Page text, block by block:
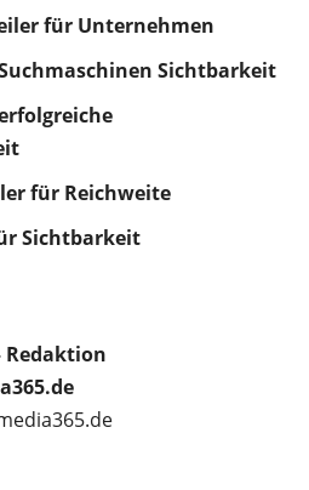
für Unternehmen
Sichtbarkeit
für Reichweite
Sichtbarkeit
Redaktion